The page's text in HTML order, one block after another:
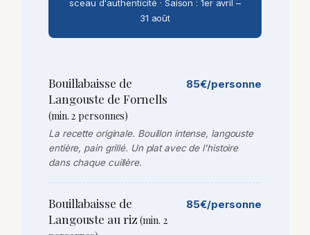
sceau d'authenticité · Saison : 1er avril –
31 août
Bouillabaisse de
Langouste de Fornells
(min. 2 personnes)
85€/personne
La recette originale. Bouillon intense, langouste
entière, pain grillé. Un plat avec de l'histoire
dans chaque cuillère.
Bouillabaisse de
Langouste au riz(min. 2
85€/personne